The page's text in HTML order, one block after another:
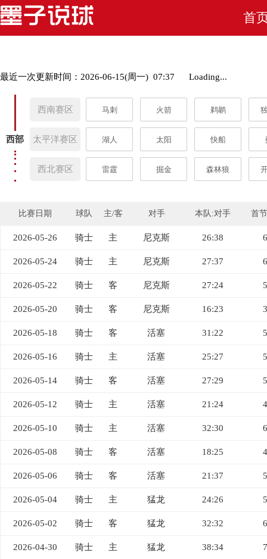
首
最近一次更新时间：2026-06-15(周一) 07:37 Loading...
西部
西南赛区 马刺 火箭 鹈鹕
太平洋赛区 湖人 太阳 快船
西北赛区 雷霆 掘金 森林狼
比赛日期 球队 主/客 对手 本队:对手 首
2026-05-26 骑士 主 尼克斯 26:38
2026-05-24 骑士 主 尼克斯 27:37
2026-05-22 骑士 客 尼克斯 27:24
2026-05-20 骑士 客 尼克斯 16:23
2026-05-18 骑士 客 活塞 31:22
2026-05-16 骑士 主 活塞 25:27
2026-05-14 骑士 客 活塞 27:29
2026-05-12 骑士 主 活塞 21:24
2026-05-10 骑士 主 活塞 32:30
2026-05-08 骑士 客 活塞 18:25
2026-05-06 骑士 客 活塞 21:37
2026-05-04 骑士 主 猛龙 24:26
2026-05-02 骑士 客 猛龙 32:32
2026-04-30 骑士 主 猛龙 38:34